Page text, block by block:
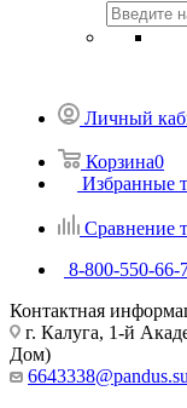
Личный
Корзина0
Избранные
Сравнение
8-800-550-66-
Контактная
г. Калуга, 1-й
Дом)
6643338@pandus.su